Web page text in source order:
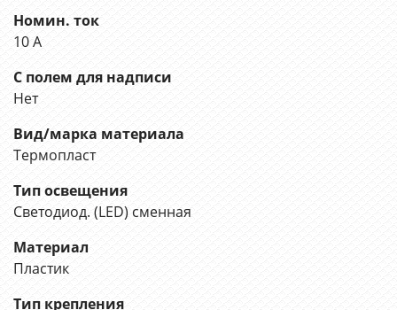
Номин. ток
10 А
С полем для надписи
Нет
Вид/марка материала
Термопласт
Тип освещения
Светодиод. (LED) сменная
Материал
Пластик
Тип крепления